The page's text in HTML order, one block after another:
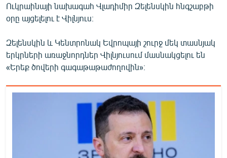
ՏՏ ԵՒ ԻՆՏԵՐՆԵՏ
ԿՈՐՈՆԱՎԻՐՈՒՍ
ԱՐԽԻՎ
ՏԵՍԱՆՅՈՒԹԵՐ
Ուկրաինայի նախագահ Վլադիմիր Զելենսկին հնգշաբթի
օրը այցելելու է Վիլնյուս։
Զելենսկին և Կենտրոնակ Եվրոպայի շուրջ մեկ տասնյակ
երկրների առաջնորդներ Վիլնյուսում մասնակցելու են
«Երեք ծովերի գագաթաթաժողովին»։